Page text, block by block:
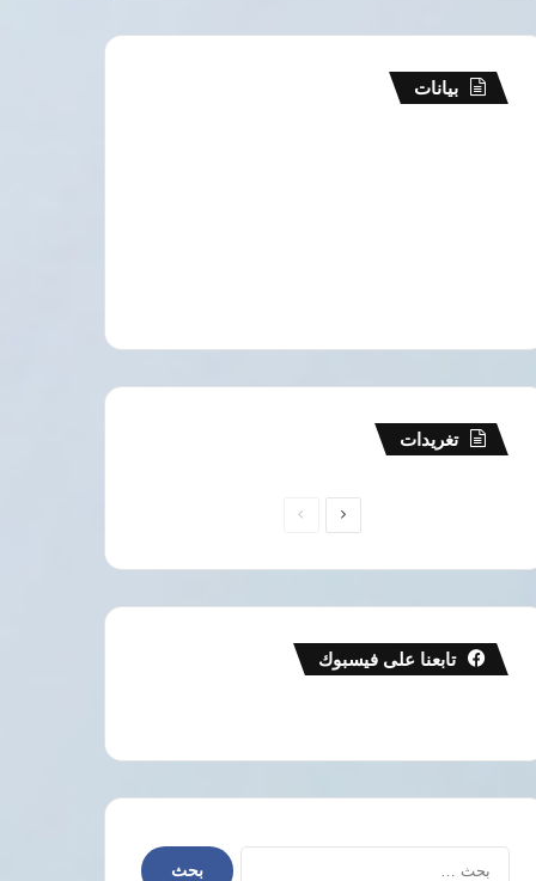
بيانات
تغريدات
الصفحةالصفحة
تابعنا على فيسبوك
البحث